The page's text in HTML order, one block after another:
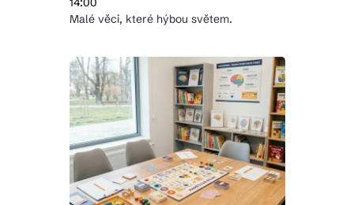
Malé věci, které hýbou světem.